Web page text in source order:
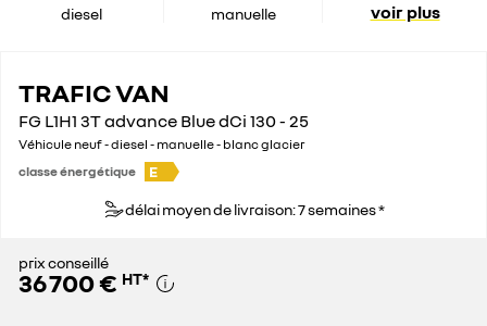
diesel manuelle voir plus
TRAFIC VAN
FG L1H1 3T advance Blue dCi 130 - 25
Véhicule neuf - diesel - manuelle - blanc glacier
classe énergétique
E
délai moyen de livraison: 7 semaines *
prix conseillé
36 700 € HT*